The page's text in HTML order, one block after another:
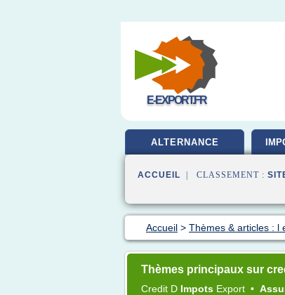
E-EXPORT.FR
ALTERNANCE
ACCUEIL | CLASSEMENT :
Accueil > Thèmes & articles : l
Thèmes principaux sur
Credit D Impots Export •